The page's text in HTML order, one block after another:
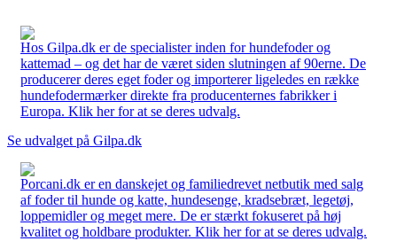
Hos Gilpa.dk er de specialister inden for hundefoder og
kattemad – og det har de været siden slutningen af 90erne. De
producerer deres eget foder og importerer ligeledes en række
hundefodermærker direkte fra producenternes fabrikker i
Europa. Klik her for at se deres udvalg.
Se udvalget på Gilpa.dk
Porcani.dk er en danskejet og familiedrevet netbutik med salg
af foder til hunde og katte, hundesenge, kradsebræt, legetøj,
loppemidler og meget mere. De er stærkt fokuseret på høj
kvalitet og holdbare produkter. Klik her for at se deres udvalg.